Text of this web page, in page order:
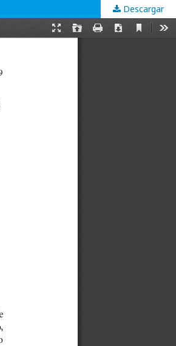
Descargar